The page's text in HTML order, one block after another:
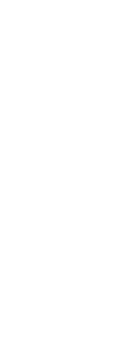
プロジェ
学ビジネ
」は、
研究の場